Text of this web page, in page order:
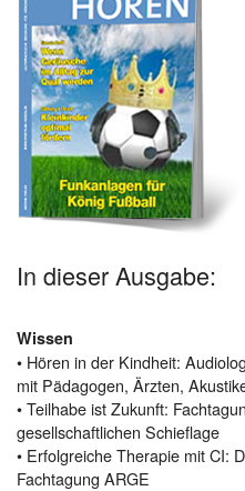
In dieser Ausgabe:
Wissen
• Hören in der Kindheit:
mit Pädagogen, Ärzten,
• Teilhabe ist Zukunft:
gesellschaftlichen Schieflage
• Erfolgreiche Therapie mit CI:
Fachtagung ARGE